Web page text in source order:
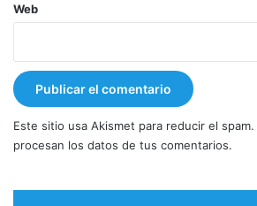
Web
Este sitio usa Akismet para reducir el spam.
procesan los datos de tus comentarios.